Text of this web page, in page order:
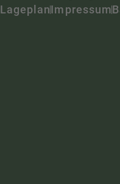
LageplanImpressum